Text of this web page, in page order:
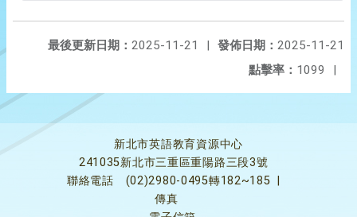
發佈日期： 2025-11-21
最後更新日期： 2025-11-21
|
點擊率： 1099 |
新北市英語教育資源中心
241035新北市三重區重陽路三段3號
聯絡電話
(02)2980-0495轉182~185
傳真